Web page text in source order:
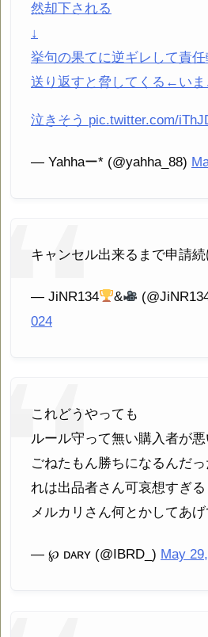
然却下される
↓
挙句の果てに逆ギレして責
送り返すと脅してくる←いま
泣きそう pic.twitter.com/
— Yahhaー* (@yahha_88)
キャンセル出来るまで申請
— JiNR134 &
024
これどうやっても
ルール守って無い購入者が悪
ごねたもん勝ちになるんだ
れは出品者さん可哀想すぎる
メルカリさん何とかしてあ
— ℘ ᴅᴀʀʏ (@IBRD_) May